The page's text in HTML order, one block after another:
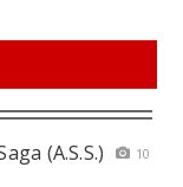
(A.S.S.)
10